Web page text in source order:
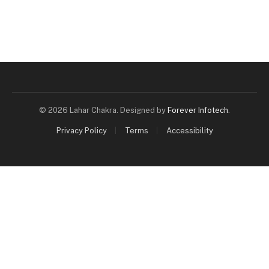
© 2026 Lahar Chakra. Designed by Forever Infotech
Privacy Policy Terms Accessibility